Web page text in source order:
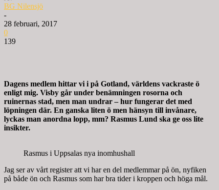
BG Nilensjö
-
28 februari, 2017
0
139
Dagens medlem hittar vi i på Gotland, världens vackraste ö
enligt mig. Visby går under benämningen rosorna och
ruinernas stad, men man undrar – hur fungerar det med
löpningen där. En ganska liten ö men hänsyn till invånare,
lyckas man anordna lopp, mm? Rasmus Lund ska ge oss lite
insikter.
Rasmus i Uppsalas nya inomhushall
Jag ser av vårt register att vi har en del medlemmar på ön, nyfiken
på både ön och Rasmus som har bra tider i kroppen och höga mål.